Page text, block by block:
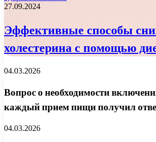
27.09.2024
Эффективные способы
холестерина с помощью
04.03.2026
Вопрос о необходимости
каждый прием пищи получил
04.03.2026